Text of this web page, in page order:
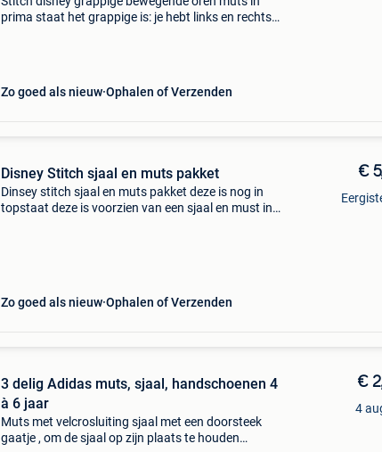
prima staat het grappige is: je hebt links en rechts
Zo goed als nieuw Ophalen of Verzenden
Disney Stitch sjaal en muts pakket
Dinsey stitch sjaal en muts pakket deze is nog in
topstaat deze is voorzien van een sjaal en must in
Zo goed als nieuw Ophalen of Verzenden
€
3 delig Adidas muts, sjaal, handschoenen 4
à 6 jaar
Muts met velcrosluiting sjaal met een doorsteek
gaatje , om de sjaal op zijn plaats te houden
€
4